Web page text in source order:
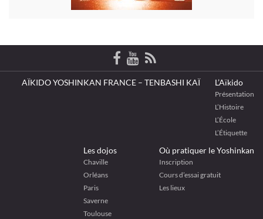
AÏKIDO YOSHINKAN FRANCE – TENBASHI KAÏ L’Aïkido
Présentation
L’Histoire
L’École
L’Étiquette
Les dojos
Chaville
Orléans
Paris
Saverne
Toulouse
Où pratiquer le Yoshinkan
Inscription
Cours d’essai gratuit
Les lieux